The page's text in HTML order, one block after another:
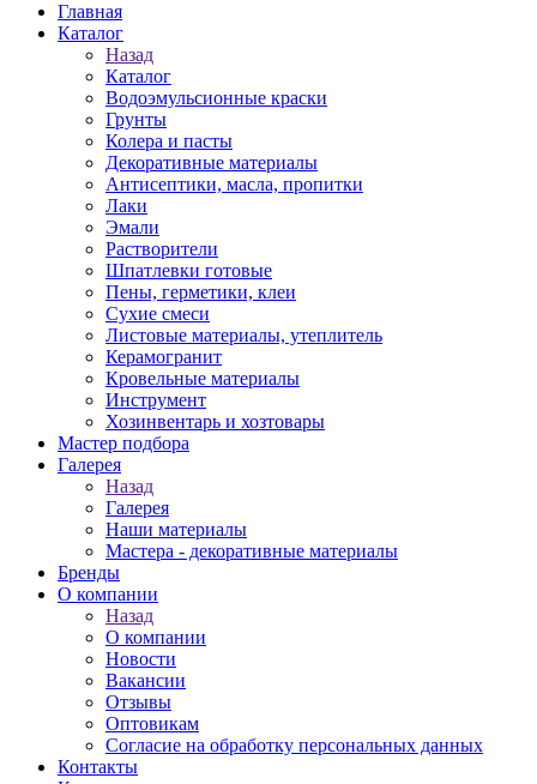
Главная
Каталог
Назад
Каталог
Водоэмульсионные краски
Грунты
Колера и пасты
Декоративные материалы
Антисептики, масла, пропитки
Лаки
Эмали
Растворители
Шпатлевки готовые
Пены, герметики, клеи
Сухие смеси
Листовые материалы, утеплитель
Керамогранит
Кровельные материалы
Инструмент
Хозинвентарь и хозтовары
Мастер подбора
Галерея
Назад
Галерея
Наши материалы
Мастера - декоративные материалы
Бренды
О компании
Назад
О компании
Новости
Вакансии
Отзывы
Оптовикам
Cогласие на обработку персональных данных
Контакты